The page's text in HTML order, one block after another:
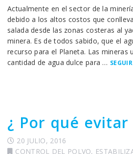
Actualmente en el sector de la
debido a los altos costos que
salada desde las zonas costeras al
minera. Es de todos sabido, que el
recurso para el Planeta. Las mineras
cantidad de agua dulce para …
¿ Por qué
20 JULIO, 2016
CONTROL DEL POLVO,